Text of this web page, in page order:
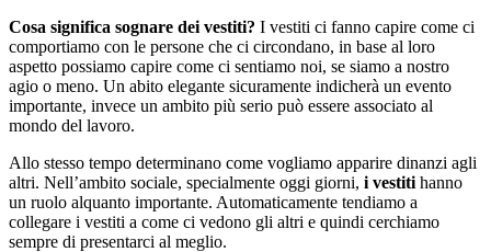
Cosa significa sognare dei vestiti? I vestiti ci fanno capire come ci
comportiamo con le persone che ci circondano, in base al loro
aspetto possiamo capire come ci sentiamo noi, se siamo a nostro
agio o meno. Un abito elegante sicuramente indicherà un evento
importante, invece un ambito più serio può essere associato al
mondo del lavoro.
Allo stesso tempo determinano come vogliamo apparire dinanzi agli
altri. Nell’ambito sociale, specialmente oggi giorni, i vestiti hanno
un ruolo alquanto importante. Automaticamente tendiamo a
collegare i vestiti a come ci vedono gli altri e quindi cerchiamo
sempre di presentarci al meglio.